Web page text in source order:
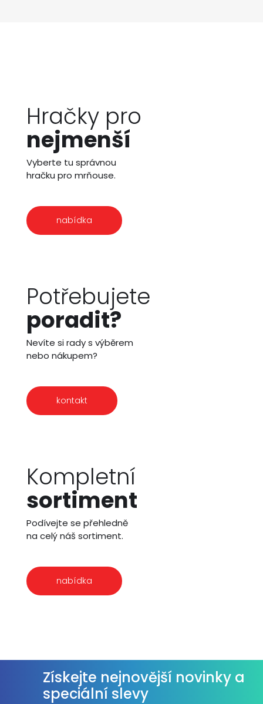
Hračky pro
nejmenší
Vyberte tu správnou
hračku pro mrňouse.
nabídka
Potřebujete
poradit?
Nevíte si rady s výběrem
nebo nákupem?
kontakt
Kompletní
sortiment
Podívejte se přehledně
na celý náš sortiment.
nabídka
Získejte nejnovější novinky a
speciální slevy